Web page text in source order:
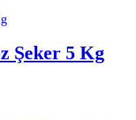
Şeker 5 Kg